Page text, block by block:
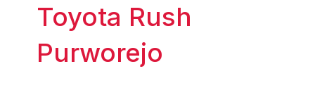
Toyota Rush
Purworejo